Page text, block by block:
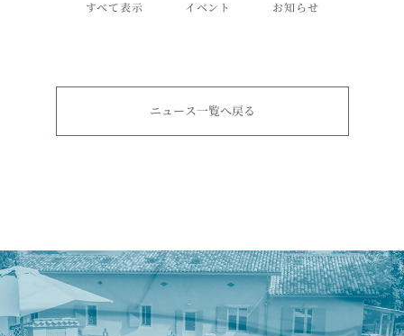
すべて表示 イベント お知らせ
ニュース一覧へ戻る